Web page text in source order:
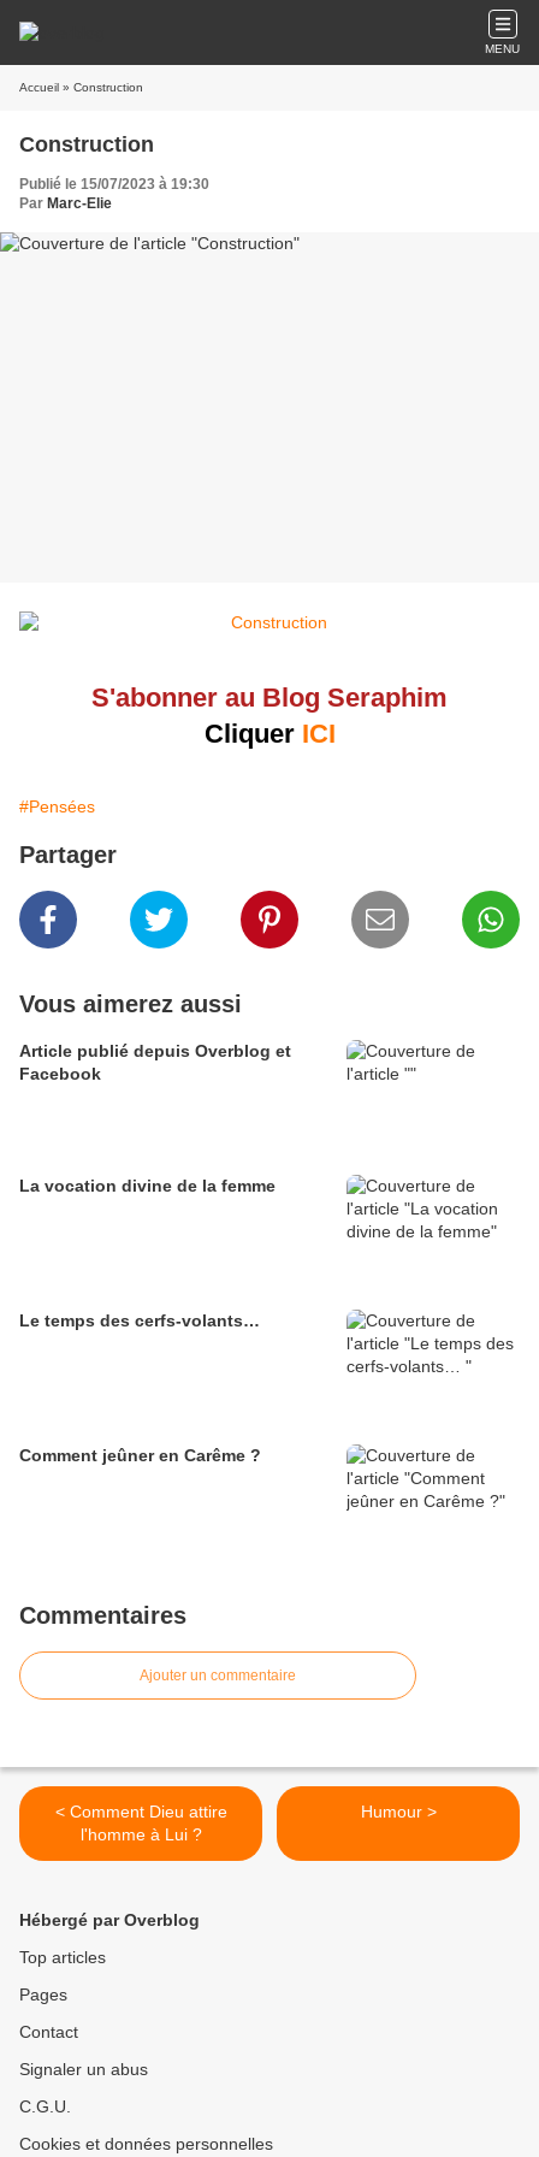
MENU
Accueil » Construction
Construction
Publié le 15/07/2023 à 19:30
Par Marc-Elie
S'abonner au Blog Seraphim
Cliquer ICI
#Pensées
Partager
Vous aimerez aussi
Article publié depuis Overblog et
Facebook
La vocation divine de la femme
Le temps des cerfs-volants…
Comment jeûner en Carême ?
Commentaires
Ajouter un commentaire
< Comment Dieu attire
l'homme à Lui ?
Humour >
Hébergé par Overblog
Top articles
Pages
Contact
Signaler un abus
C.G.U.
Cookies et données personnelles